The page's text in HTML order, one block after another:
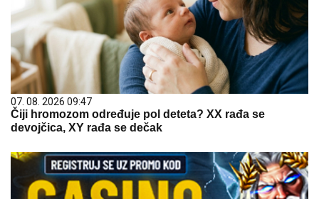
07. 08. 2026 09:47
Čiji hromozom određuje pol deteta? XX rađa se
devojčica, XY rađa se dečak